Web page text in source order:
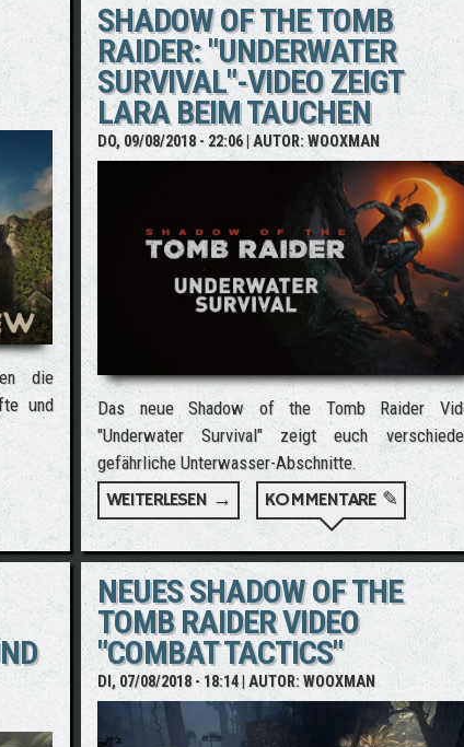
die
und
OVERVIEW TRAILER
SHADOW OF THE TOMB
RAIDER: "UNDERWATER
SURVIVAL"-VIDEO ZEIGT
LARA BEIM TAUCHEN
DO, 09/08/2018 - 22:06| AUTOR:WOOXMAN
Das neue Shadow of the Tomb Raider
"Underwater Survival" zeigt euch
gefährliche Unterwasser-Abschnitte.
WEITERLESEN →
ÜBER SHADOW OF THE
TAUCHEN
KOMMENTARE ✎
NEUES SHADOW OF THE
TOMB RAIDER VIDEO
"COMBAT TACTICS"
DI, 07/08/2018 - 18:14| AUTOR:WOOXMAN